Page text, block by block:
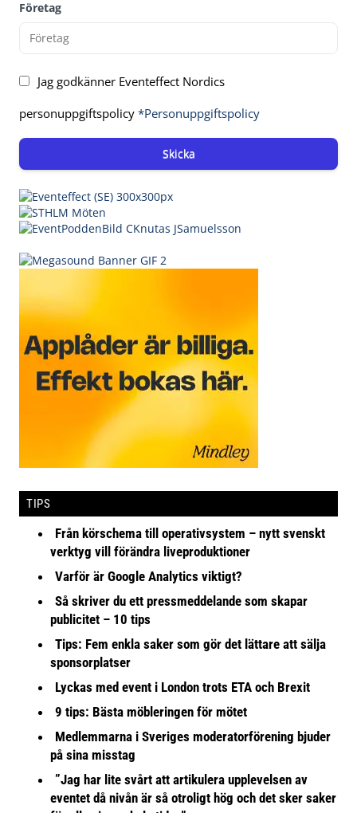
Företag
Jag godkänner Eventeffect Nordics
personuppgiftspolicy *Personuppgiftspolicy
Skicka
TIPS
Från körschema till operativsystem – nytt svenskt
verktyg vill förändra liveproduktioner
Varför är Google Analytics viktigt?
Så skriver du ett pressmeddelande som skapar
publicitet – 10 tips
Tips: Fem enkla saker som gör det lättare att sälja
sponsorplatser
Lyckas med event i London trots ETA och Brexit
9 tips: Bästa möbleringen för mötet
Medlemmarna i Sveriges moderatorförening bjuder
på sina misstag
”Jag har lite svårt att artikulera upplevelsen av
eventet då nivån är så otroligt hög och det sker saker